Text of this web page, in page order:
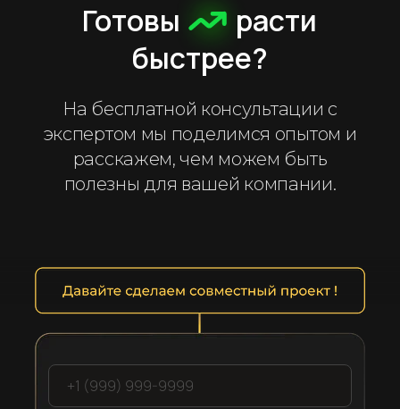
На бесплатной консультации с
экспертом мы поделимся опытом и
расскажем, чем можем быть
полезны для вашей компании.
быстрее?
расти
Готовы